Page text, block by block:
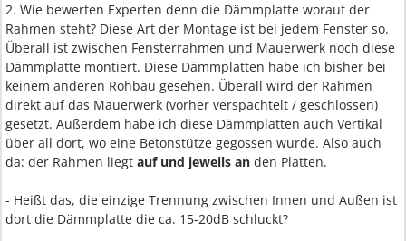
2. Wie bewerten Experten denn die Dämmplatte worauf der
Rahmen steht? Diese Art der Montage ist bei jedem Fenster so.
Überall ist zwischen Fensterrahmen und Mauerwerk noch diese
Dämmplatte montiert. Diese Dämmplatten habe ich bisher bei
keinem anderen Rohbau gesehen. Überall wird der Rahmen
direkt auf das Mauerwerk (vorher verspachtelt / geschlossen)
gesetzt. Außerdem habe ich diese Dämmplatten auch Vertikal
über all dort, wo eine Betonstütze gegossen wurde. Also auch
da: der Rahmen liegt auf und jeweils an den Platten.
- Heißt das, die einzige Trennung zwischen Innen und Außen ist
dort die Dämmplatte die ca. 15-20dB schluckt?